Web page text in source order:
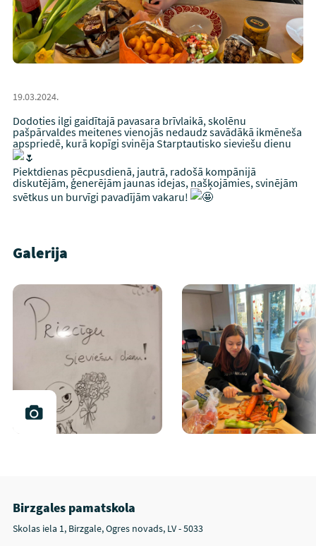
19.03.2024.
Dodoties ilgi gaidītajā pavasara brīvlaikā, skolēnu
pašpārvaldes meitenes vienojās nedaudz savādākā ikmēneša
apspriedē, kurā kopīgi svinēja Starptautisko sieviešu dienu
Piektdienas pēcpusdienā, jautrā, radošā kompānijā
diskutējām, ģenerējām jaunas idejas, našķojāmies, svinējām
svētkus un burvīgi pavadījām vakaru!
Galerija
Birzgales pamatskola
Skolas iela 1, Birzgale, Ogres novads, LV - 5033